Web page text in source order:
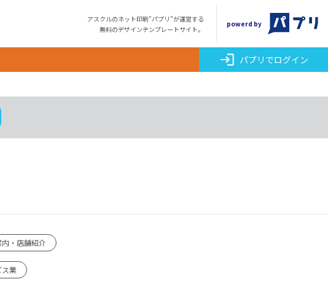
アスクルのネット印刷"パプリ"が運営する
無料のデザインテンプレートサイト。
powerd by
login パプリでログイン
・店舗紹介
ス業